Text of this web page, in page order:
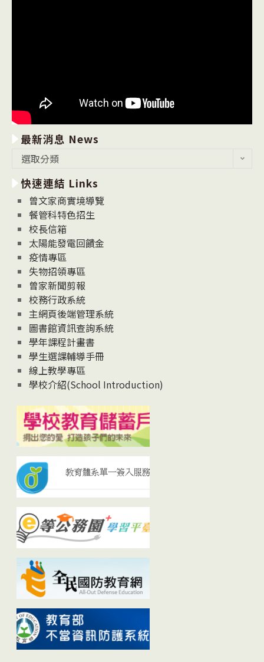
最新消息 News
消
息
News
選取分類
快速連結 Links
曾文家商實境導覽
餐管科特色招生
校長信箱
太陽能發電回饋金
疫情專區
失物招領專區
曾家新聞剪報
校務行政系統
主網頁後端管理系統
圖書館資訊查詢系統
學年課程計畫書
學生選課輔導手冊
線上教學專區
學校介紹(School Introduction)